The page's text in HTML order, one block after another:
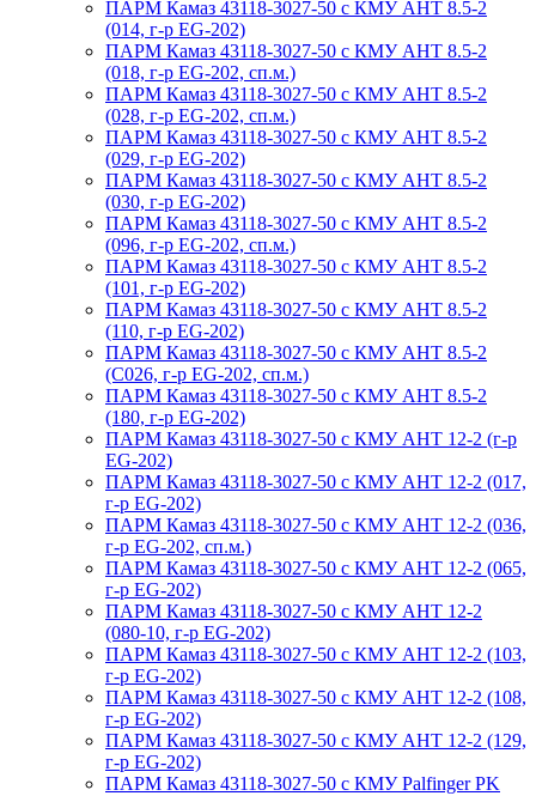
ПАРМ Камаз 43118-3027-50 с КМУ АНТ 8.5-2
(014, г-р EG-202)
ПАРМ Камаз 43118-3027-50 с КМУ АНТ 8.5-2
(018, г-р EG-202, сп.м.)
ПАРМ Камаз 43118-3027-50 с КМУ АНТ 8.5-2
(028, г-р EG-202, сп.м.)
ПАРМ Камаз 43118-3027-50 с КМУ АНТ 8.5-2
(029, г-р EG-202)
ПАРМ Камаз 43118-3027-50 с КМУ АНТ 8.5-2
(030, г-р EG-202)
ПАРМ Камаз 43118-3027-50 с КМУ АНТ 8.5-2
(096, г-р EG-202, сп.м.)
ПАРМ Камаз 43118-3027-50 с КМУ АНТ 8.5-2
(101, г-р EG-202)
ПАРМ Камаз 43118-3027-50 с КМУ АНТ 8.5-2
(110, г-р EG-202)
ПАРМ Камаз 43118-3027-50 с КМУ АНТ 8.5-2
(С026, г-р EG-202, сп.м.)
ПАРМ Камаз 43118-3027-50 с КМУ АНТ 8.5-2
(180, г-р EG-202)
ПАРМ Камаз 43118-3027-50 с КМУ АНТ 12-2 (г-р
EG-202)
ПАРМ Камаз 43118-3027-50 с КМУ АНТ 12-2 (017,
г-р EG-202)
ПАРМ Камаз 43118-3027-50 с КМУ АНТ 12-2 (036,
г-р EG-202, сп.м.)
ПАРМ Камаз 43118-3027-50 с КМУ АНТ 12-2 (065,
г-р EG-202)
ПАРМ Камаз 43118-3027-50 с КМУ АНТ 12-2
(080-10, г-р EG-202)
ПАРМ Камаз 43118-3027-50 с КМУ АНТ 12-2 (103,
г-р EG-202)
ПАРМ Камаз 43118-3027-50 с КМУ АНТ 12-2 (108,
г-р EG-202)
ПАРМ Камаз 43118-3027-50 с КМУ АНТ 12-2 (129,
г-р EG-202)
ПАРМ Камаз 43118-3027-50 с КМУ Palfinger PK